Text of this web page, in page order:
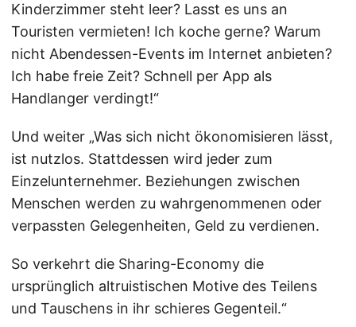
Kinderzimmer steht leer? Lasst es uns an
Touristen vermieten! Ich koche gerne? Warum
nicht Abendessen-Events im Internet anbieten?
Ich habe freie Zeit? Schnell per App als
Handlanger verdingt!“
Und weiter „Was sich nicht ökonomisieren lässt,
ist nutzlos. Stattdessen wird jeder zum
Einzelunternehmer. Beziehungen zwischen
Menschen werden zu wahrgenommenen oder
verpassten Gelegenheiten, Geld zu verdienen.
So verkehrt die Sharing-Economy die
ursprünglich altruistischen Motive des Teilens
und Tauschens in ihr schieres Gegenteil.“